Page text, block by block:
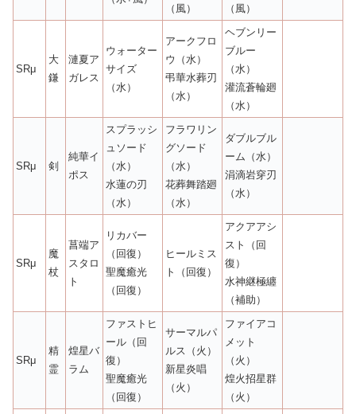
（風）
（風）
SRμ
大
鎌
漣夏ア
ガレス
ウォーター
サイズ
（水）
アークフロ
ウ（水）
弔華水葬刃
（水）
ヘブンリー
ブルー
（水）
灌流蒼輪廻
（水）
SRμ 剣
純華イ
ポス
スプラッシ
ュソード
（水）
水蓮の刃
（水）
フラワリン
グソード
（水）
花葬舞踏廻
（水）
ダブルブル
ーム（水）
涓滴岩穿刃
（水）
SRμ
魔
杖
菖端ア
スタロ
ト
リカバー
（回復）
聖魔癒光
（回復）
ヒールミス
ト（回復）
アクアアシ
スト（回
復）
水神継極纏
（補助）
SRμ
精
霊
煌星バ
ラム
ファストヒ
ール（回
復）
聖魔癒光
（回復）
サーマルパ
ルス（火）
新星炎唱
（火）
ファイアコ
メット
（火）
煌火招星群
（火）